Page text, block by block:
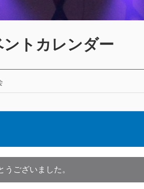
ントカレンダー
ございました。